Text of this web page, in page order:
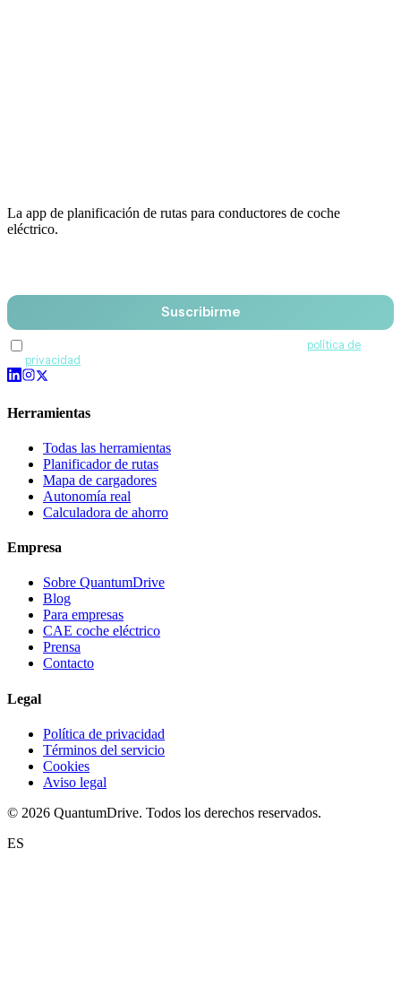
La app de planificación de rutas para conductores de coche
eléctrico.
Suscribirme
política de
privacidad
Herramientas
Todas las herramientas
Planificador de rutas
Mapa de cargadores
Autonomía real
Calculadora de ahorro
Empresa
Sobre QuantumDrive
Blog
Para empresas
CAE coche eléctrico
Prensa
Contacto
Legal
Política de privacidad
Términos del servicio
Cookies
Aviso legal
© 2026 QuantumDrive. Todos los derechos reservados.
ES